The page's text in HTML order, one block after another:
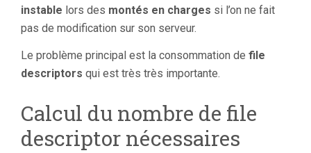
instable lors des montés en charges si l’on ne fait
pas de modification sur son serveur.
Le problème principal est la consommation de file
descriptors qui est très très importante.
Calcul du nombre de file
descriptor nécessaires